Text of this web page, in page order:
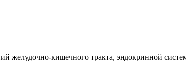
желудочно-кишечного тракта, эндокринной